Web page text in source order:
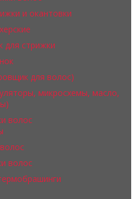
и окантовки
для стрижки
для волос)
микросхемы, масло,
волос
волос